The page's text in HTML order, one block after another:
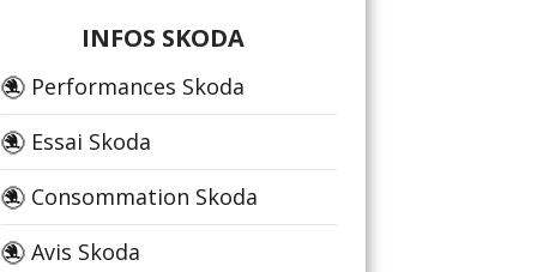
INFOS SKODA
Performances Skoda
Essai Skoda
Consommation Skoda
Avis Skoda